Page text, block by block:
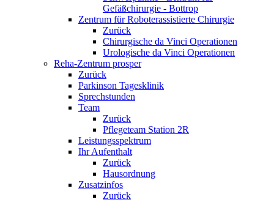
Gefäßchirurgie - Bottrop
Zentrum für Roboterassistierte Chirurgie
Zurück
Chirurgische da Vinci Operationen
Urologische da Vinci Operationen
Reha-Zentrum prosper
Zurück
Parkinson Tagesklinik
Sprechstunden
Team
Zurück
Pflegeteam Station 2R
Leistungsspektrum
Ihr Aufenthalt
Zurück
Hausordnung
Zusatzinfos
Zurück